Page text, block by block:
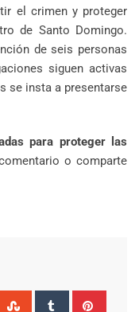
el crimen y proteger
de Santo Domingo.
de seis personas
siguen activas
se insta a presentarse
para proteger las
o comparte
StumbleUpon
Tumblr